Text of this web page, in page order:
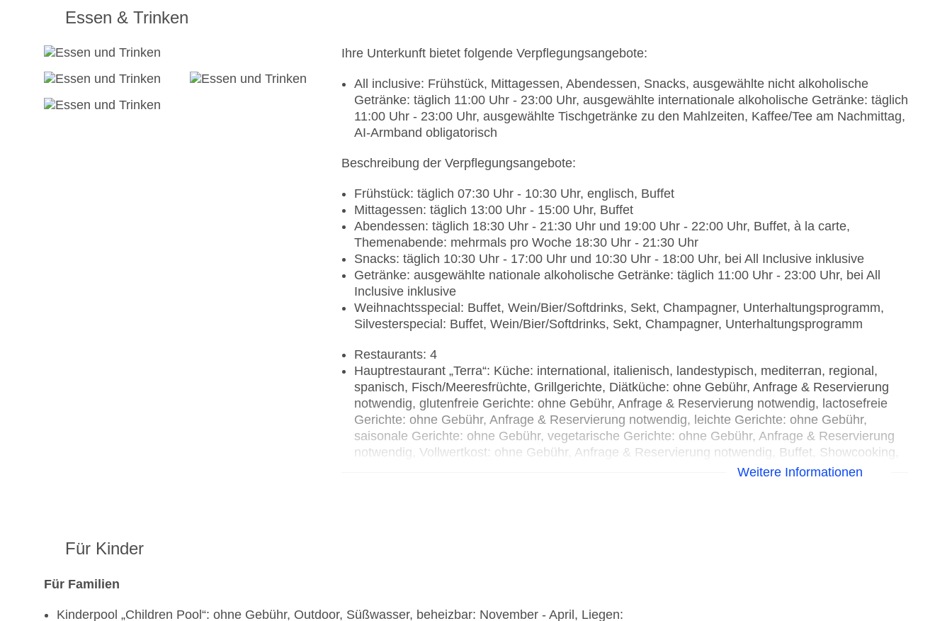
Gebühr
Badetücher: gegen Kaution, Barzahlung
Souvenirshop, Minimarkt, Boutique
Internet: WLAN/WiFi, im gesamten Hotel (Anlage): ohne Gebühr, bei All Inclusive inklusive
Internetterminal: gegen Gebühr
Concierge Service, Gepäckservice
Zahlungsarten: TUI Card / VISA, MasterCard, American Express, EC Karte/Maestro
Haustier: Hund erlaubt: gegen Gebühr, Anfrage & Reservierung notwendig, Gewicht bis max. 10
kg
Parkmöglichkeiten: Stellplätze, nicht überdacht: ohne Gebühr
Größe des Hotels/Anlage: 65000 qm
Gebäudeanzahl: 23, Etagen: 2, Zimmer: 383
Landeskategorie: 4,5 Sterne
Essen & Trinken
Ihre Unterkunft bietet folgende Verpflegungsangebote:
All inclusive: Frühstück, Mittagessen, Abendessen, Snacks, ausgewählte nicht alkoholische
Getränke: täglich 11:00 Uhr - 23:00 Uhr, ausgewählte internationale alkoholische Getränke: täglich
11:00 Uhr - 23:00 Uhr, ausgewählte Tischgetränke zu den Mahlzeiten, Kaffee/Tee am Nachmittag,
AI-Armband obligatorisch
Beschreibung der Verpflegungsangebote:
Frühstück: täglich 07:30 Uhr - 10:30 Uhr, englisch, Buffet
Mittagessen: täglich 13:00 Uhr - 15:00 Uhr, Buffet
Abendessen: täglich 18:30 Uhr - 21:30 Uhr und 19:00 Uhr - 22:00 Uhr, Buffet, à la carte,
Themenabende: mehrmals pro Woche 18:30 Uhr - 21:30 Uhr
Snacks: täglich 10:30 Uhr - 17:00 Uhr und 10:30 Uhr - 18:00 Uhr, bei All Inclusive inklusive
Getränke: ausgewählte nationale alkoholische Getränke: täglich 11:00 Uhr - 23:00 Uhr, bei All
Inclusive inklusive
Weihnachtsspecial: Buffet, Wein/Bier/Softdrinks, Sekt, Champagner, Unterhaltungsprogramm,
Silvesterspecial: Buffet, Wein/Bier/Softdrinks, Sekt, Champagner, Unterhaltungsprogramm
Restaurants: 4
Hauptrestaurant „Terra“: Küche: international, italienisch, landestypisch, mediterran, regional,
spanisch, Fisch/Meeresfrüchte, Grillgerichte, Diätküche: ohne Gebühr, Anfrage & Reservierung
notwendig, glutenfreie Gerichte: ohne Gebühr, Anfrage & Reservierung notwendig, lactosefreie
Gerichte: ohne Gebühr, Anfrage & Reservierung notwendig, leichte Gerichte: ohne Gebühr,
saisonale Gerichte: ohne Gebühr, vegetarische Gerichte: ohne Gebühr, Anfrage & Reservierung
notwendig, Vollwertkost: ohne Gebühr, Anfrage & Reservierung notwendig, Buffet, Showcooking,
Anfrage & Reservierung nicht notwendig, ohne Gebühr, saisonabhängig, täglich 07:30 Uhr - 10:30
notwendig, ohne Gebühr, saisonabhängig, 19:00 Uhr - 22:00 Uhr und 18:30 Uhr - 21:30 Uhr,
Weitere Informationen
Für Kinder
Für Familien
Kinderpool „Children Pool“: ohne Gebühr, Outdoor, Süßwasser, beheizbar: November - April, Liegen: